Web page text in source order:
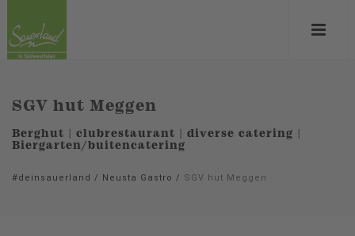
SGV hut Meggen
Berghut | clubrestaurant | diverse catering |
Biergarten/buitencatering
#deinsauerland / Neusta Gastro / SGV hut Meggen